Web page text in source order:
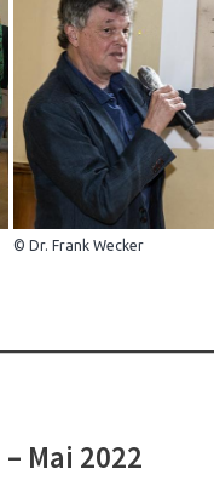
© Dr. Frank Wecker
Mai 2022